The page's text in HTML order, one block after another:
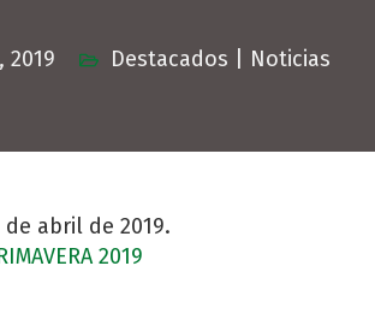
2019 Destacados Noticias
abril de 2019.
2019